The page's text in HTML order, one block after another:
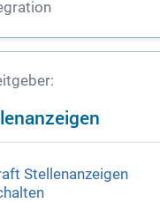
Stellenanzeigen